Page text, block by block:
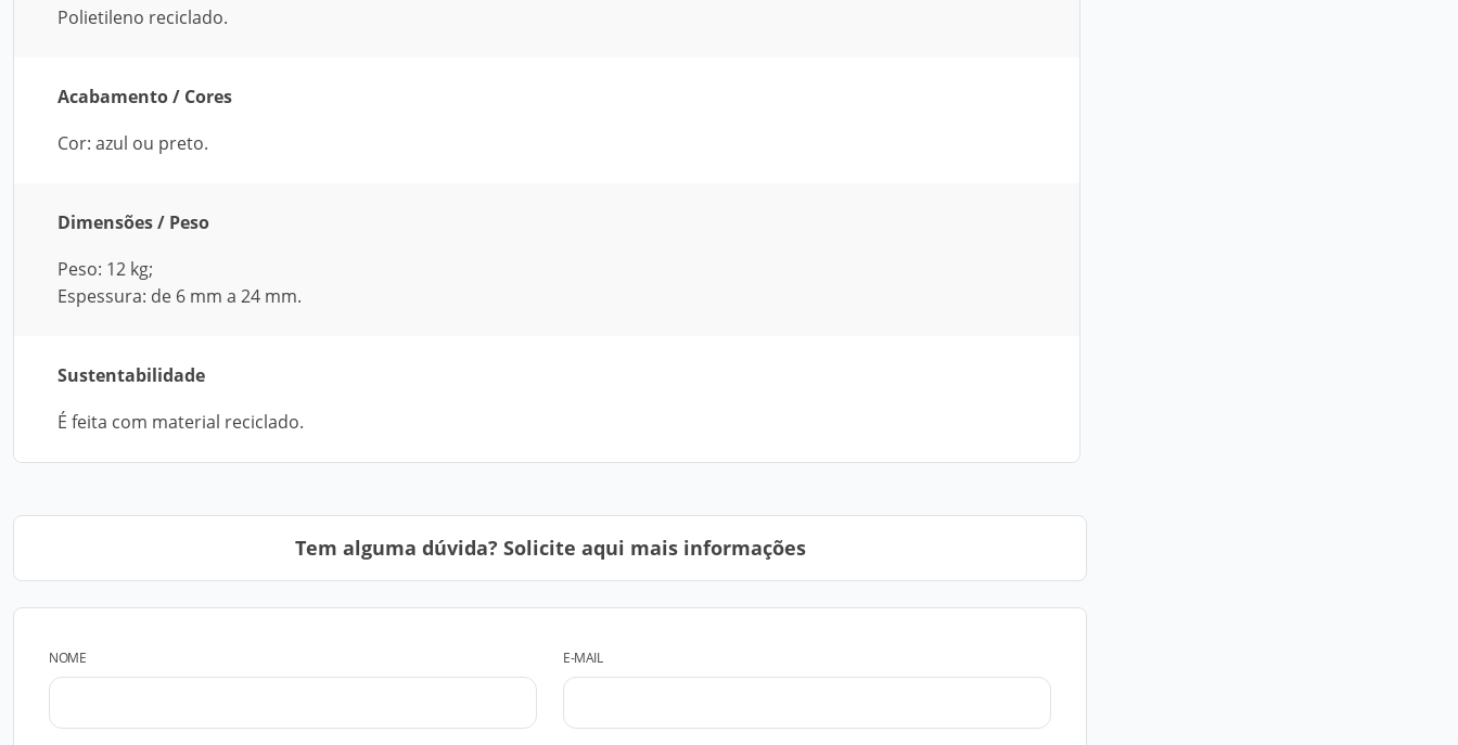
Polietileno reciclado.
Acabamento / Cores
Cor: azul ou preto.
Dimensões / Peso
Peso: 12 kg;
Espessura: de 6 mm a 24 mm.
Sustentabilidade
É feita com material reciclado.
Tem alguma dúvida? Solicite aqui mais informações
NOME E-MAIL